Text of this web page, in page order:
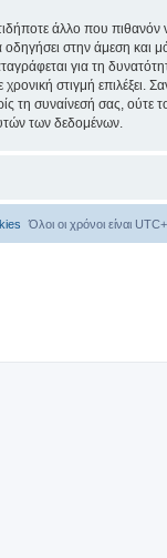
άλλο που πιθανόν
οδηγήσει στην άμεση και
για τη
στιγμή επιλέξει.
τη συναίνεσή σας, ούτε
των δεδομένων.
Όλοι οι χρόνοι είναι